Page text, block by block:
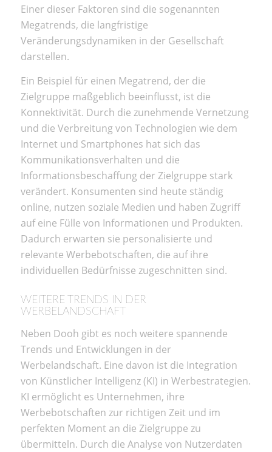
Einer dieser Faktoren sind die sogenannten
Megatrends, die langfristige
Veränderungsdynamiken in der Gesellschaft
darstellen.
Ein Beispiel für einen Megatrend, der die
Zielgruppe maßgeblich beeinflusst, ist die
Konnektivität. Durch die zunehmende Vernetzung
und die Verbreitung von Technologien wie dem
Internet und Smartphones hat sich das
Kommunikationsverhalten und die
Informationsbeschaffung der Zielgruppe stark
verändert. Konsumenten sind heute ständig
online, nutzen soziale Medien und haben Zugriff
auf eine Fülle von Informationen und Produkten.
Dadurch erwarten sie personalisierte und
relevante Werbebotschaften, die auf ihre
individuellen Bedürfnisse zugeschnitten sind.
WEITERE TRENDS IN DER
WERBELANDSCHAFT
Neben Dooh gibt es noch weitere spannende
Trends und Entwicklungen in der
Werbelandschaft. Eine davon ist die Integration
von Künstlicher Intelligenz (KI) in Werbestrategien.
KI ermöglicht es Unternehmen, ihre
Werbebotschaften zur richtigen Zeit und im
perfekten Moment an die Zielgruppe zu
übermitteln. Durch die Analyse von Nutzerdaten